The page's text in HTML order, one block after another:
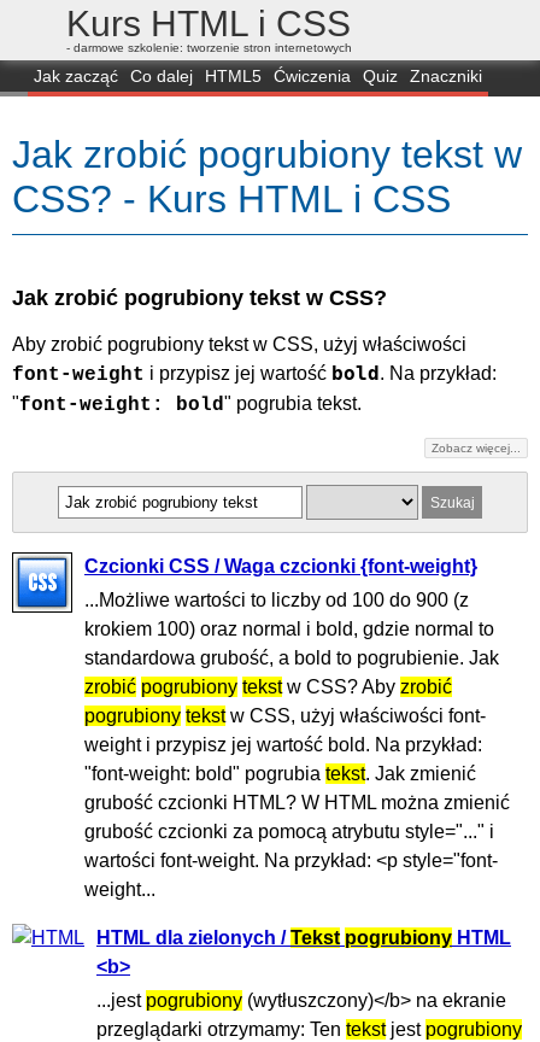
Kurs HTML i CSS
- darmowe szkolenie: tworzenie stron internetowych
Jak zacząć Co dalej HTML5 Ćwiczenia Quiz
Znaczniki
FAQ
Przeglądarki Mapa FORUM
Jak zrobić pogrubiony tekst w
CSS? - Kurs HTML i CSS
Jak zrobić pogrubiony tekst w CSS?
Aby zrobić pogrubiony tekst w CSS, użyj właściwości
font-weight i przypisz jej wartość bold. Na przykład:
"font-weight: bold" pogrubia tekst.
Zobacz więcej...
Czcionki CSS / Waga czcionki {font-weight}
...Możliwe wartości to liczby od 100 do 900 (z
krokiem 100) oraz normal i bold, gdzie normal to
standardowa grubość, a bold to pogrubienie. Jak
zrobić pogrubiony tekstw CSS? Aby zrobić
pogrubiony tekstw CSS, użyj właściwości font-
weight i przypisz jej wartość bold. Na przykład:
"font-weight: bold" pogrubia tekst. Jak zmienić
grubość czcionki HTML? W HTML można zmienić
grubość czcionki za pomocą atrybutu style="..." i
wartości font-weight. Na przykład: <p style="font-
weight...
HTML dla zielonych /Tekst pogrubiony HTML
<b>
...jest pogrubiony (wytłuszczony)</b> na ekranie
przeglądarki otrzymamy: Ten tekstjest pogrubiony